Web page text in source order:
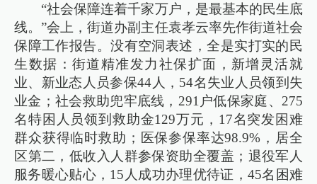
“社会保障连着千家万户，是最基本的民生底
线。”会上，街道办副主任袁孝云率先作街道社会
保障工作报告。没有空洞表述，全是实打实的民
生数据：街道精准发力社保扩面，新增灵活就
业、新业态人员参保44人，54名失业人员领到失
业金；社会救助兜牢底线，291户低保家庭、275
名特困人员领到救助金129万元，17名突发困难
群众获得临时救助；医保参保率达98.9%，居全
区第二，低收入人群参保资助全覆盖；退役军人
服务暖心贴心，15人成功办理优待证，45名困难